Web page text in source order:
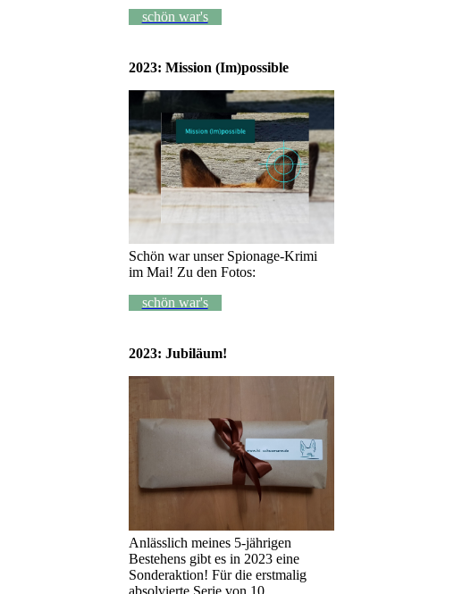
schön war's
2023: Mission (Im)possible
Schön war unser Spionage-Krimi
im Mai! Zu den Fotos:
schön war's
2023: Jubiläum!
Anlässlich meines 5-jährigen
Bestehens gibt es in 2023 eine
Sonderaktion! Für die erstmalig
absolvierte Serie von 10